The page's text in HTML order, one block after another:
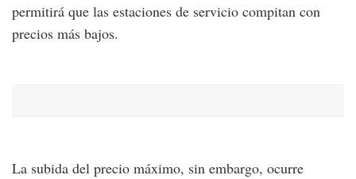
permitirá que las estaciones de servicio compitan con
precios más bajos.
La subida del precio máximo, sin embargo, ocurre